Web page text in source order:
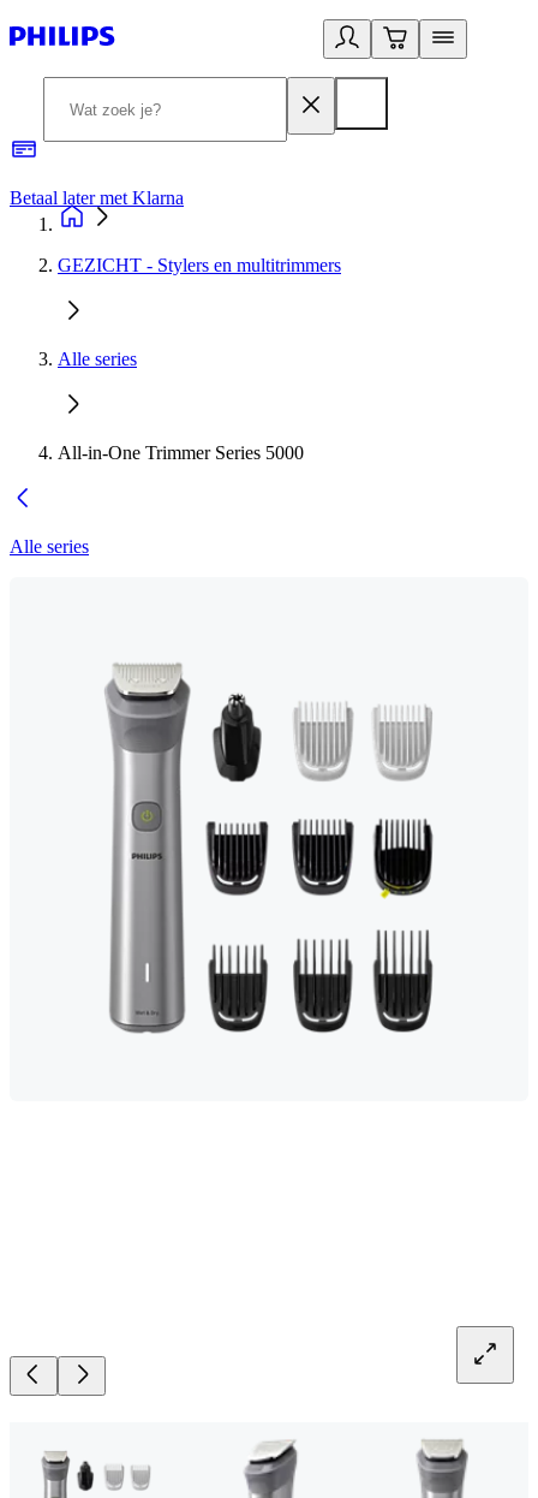
Betaal later met Klarna
GEZICHT - Stylers en multitrimmers
Alle series
All-in-One Trimmer Series 5000
Alle series